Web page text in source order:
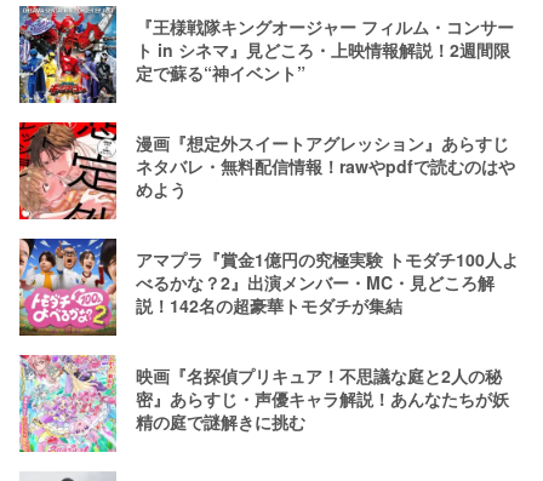
『王様戦隊キングオージャー フィルム・コンサー
ト in シネマ』見どころ・上映情報解説！2週間限
定で蘇る“神イベント”
漫画『想定外スイートアグレッション』あらすじ
ネタバレ・無料配信情報！rawやpdfで読むのはや
めよう
アマプラ『賞金1億円の究極実験 トモダチ100人よ
べるかな？2』出演メンバー・MC・見どころ解
説！142名の超豪華トモダチが集結
映画『名探偵プリキュア！不思議な庭と2人の秘
密』あらすじ・声優キャラ解説！あんなたちが妖
精の庭で謎解きに挑む